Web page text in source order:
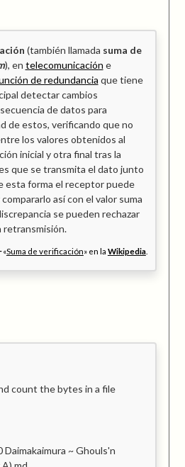
(también llamada suma de
), en telecomunicación e
de redundancia que tiene
detectar cambios
de datos para
de estos, verificando que no
los valores obtenidos al
inicial y otra final tras la
que se transmita el dato junto
esta forma el receptor puede
así con el valor suma
se pueden rechazar
retransmisión.
«Suma de verificación» en la Wikipedia.
count the bytes in a file
~ Ghouls'n